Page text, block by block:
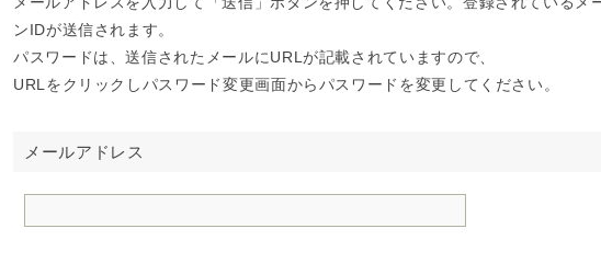
ンIDが送信されます。
パスワードは、送信されたメールにURLが記載されていますので、
URLをクリックしパスワード変更画面からパスワードを変更してください。
メールアドレス